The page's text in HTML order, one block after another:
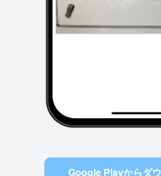
Google Playからダ